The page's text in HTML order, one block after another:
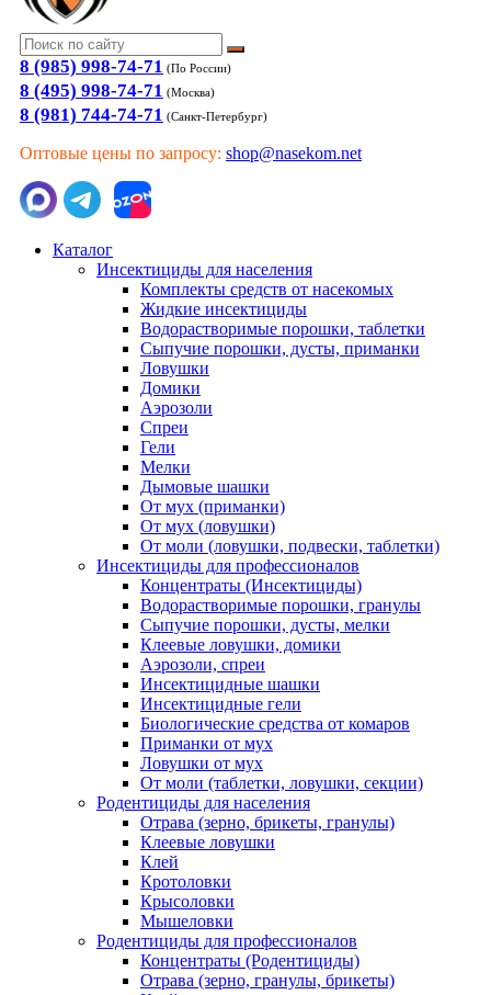
8 (985) 998-74-71 (По России)
8 (495) 998-74-71 (Москва)
8 (981) 744-74-71 (Санкт-Петербург)
Оптовые цены по запросу: shop@nasekom.net
Каталог
Инсектициды для населения
Комплекты средств от насекомых
Жидкие инсектициды
Водорастворимые порошки, таблетки
Сыпучие порошки, дусты, приманки
Ловушки
Домики
Аэрозоли
Спреи
Гели
Мелки
Дымовые шашки
От мух (приманки)
От мух (ловушки)
От моли (ловушки, подвески, таблетки)
Инсектициды для профессионалов
Концентраты (Инсектициды)
Водорастворимые порошки, гранулы
Сыпучие порошки, дусты, мелки
Клеевые ловушки, домики
Аэрозоли, спреи
Инсектицидные шашки
Инсектицидные гели
Биологические средства от комаров
Приманки от мух
Ловушки от мух
От моли (таблетки, ловушки, секции)
Родентициды для населения
Отрава (зерно, брикеты, гранулы)
Клеевые ловушки
Клей
Кротоловки
Крысоловки
Мышеловки
Родентициды для профессионалов
Концентраты (Родентициды)
Отрава (зерно, гранулы, брикеты)